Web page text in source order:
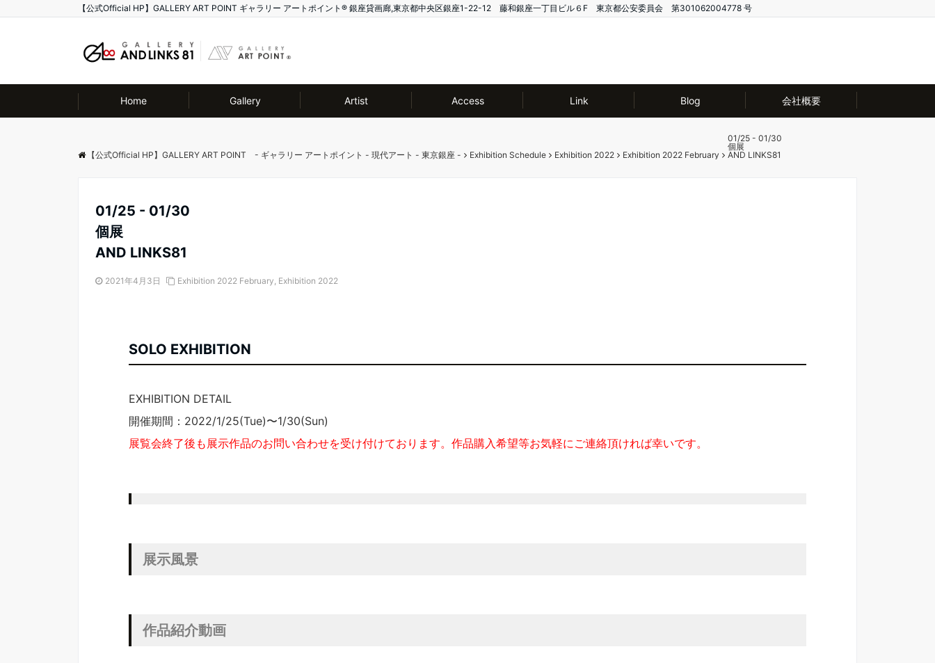
【公式Official HP】GALLERY ART POINT ギャラリー アートポイント®️ 銀座貸画廊,東京都中央区銀座1-22-12 藤和銀座一丁目ビル６F 東京都公安委員会 第301062004778 号
Home Gallery Artist Access Link Blog 会社概要
【公式Official HP】GALLERY ART POINT - ギャラリー アートポイント - 現代アート - 東京銀座 - Exhibition Schedule Exhibition 2022 Exhibition 2022 February
01/25 - 01/30
個展
AND LINKS81
01/25 - 01/30
個展
AND LINKS81
2021年4月3日 Exhibition 2022 February, Exhibition 2022
SOLO EXHIBITION
EXHIBITION DETAIL
開催期間：2022/1/25(Tue)〜1/30(Sun)
展覧会終了後も展示作品のお問い合わせを受け付けております。作品購入希望等お気軽にご連絡頂ければ幸いです。
展示風景
作品紹介動画